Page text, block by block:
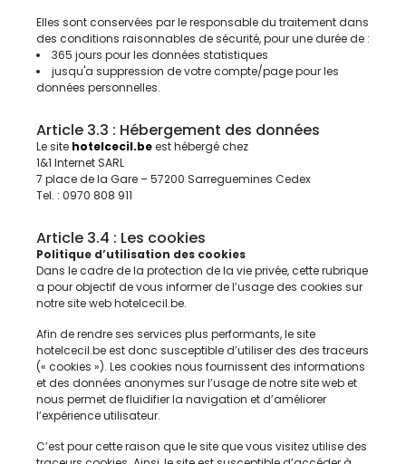
Elles sont conservées par le responsable du traitement dans
des conditions raisonnables de sécurité, pour une durée de :
365 jours pour les données statistiques
jusqu'a suppression de votre compte/page pour les
données personnelles.
Article 3.3 : Hébergement des données
Le site hotelcecil.beest hébergé chez
1&1 Internet SARL
7 place de la Gare – 57200 Sarreguemines Cedex
Tel. : 0970 808 911
Article 3.4 : Les cookies
Politique d’utilisation des cookies
Dans le cadre de la protection de la vie privée, cette rubrique
a pour objectif de vous informer de l’usage des cookies sur
notre site web hotelcecil.be.
Afin de rendre ses services plus performants, le site
hotelcecil.be est donc susceptible d’utiliser des des traceurs
(« cookies »). Les cookies nous fournissent des informations
et des données anonymes sur l’usage de notre site web et
nous permet de fluidifier la navigation et d’améliorer
l’expérience utilisateur.
C’est pour cette raison que le site que vous visitez utilise des